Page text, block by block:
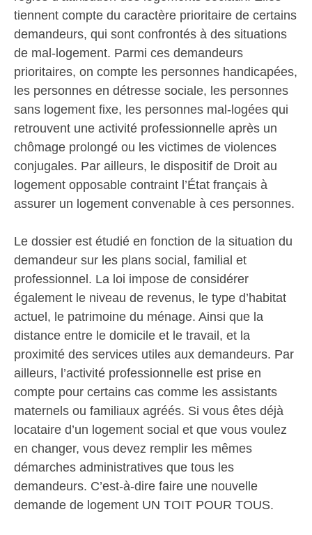
tiennent compte du caractère prioritaire de certains
demandeurs, qui sont confrontés à des situations
de mal-logement. Parmi ces demandeurs
prioritaires, on compte les personnes handicapées,
les personnes en détresse sociale, les personnes
sans logement fixe, les personnes mal-logées qui
retrouvent une activité professionnelle après un
chômage prolongé ou les victimes de violences
conjugales. Par ailleurs, le dispositif de Droit au
logement opposable contraint l’État français à
assurer un logement convenable à ces personnes.
Le dossier est étudié en fonction de la situation du
demandeur sur les plans social, familial et
professionnel. La loi impose de considérer
également le niveau de revenus, le type d’habitat
actuel, le patrimoine du ménage. Ainsi que la
distance entre le domicile et le travail, et la
proximité des services utiles aux demandeurs. Par
ailleurs, l’activité professionnelle est prise en
compte pour certains cas comme les assistants
maternels ou familiaux agréés. Si vous êtes déjà
locataire d’un logement social et que vous voulez
en changer, vous devez remplir les mêmes
démarches administratives que tous les
demandeurs. C’est-à-dire faire une nouvelle
demande de logement UN TOIT POUR TOUS.